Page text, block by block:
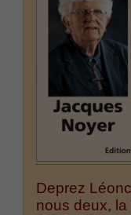
Deprez
nous deux, la